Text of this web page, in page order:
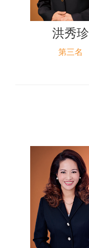
洪秀珍
第三名